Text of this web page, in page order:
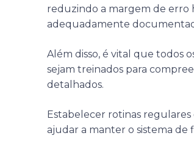
reduzindo a margem de erro
adequadamente
Além disso, é vital que todos
sejam treinados para
detalhados.
Estabelecer rotinas
ajudar a manter o sistema de